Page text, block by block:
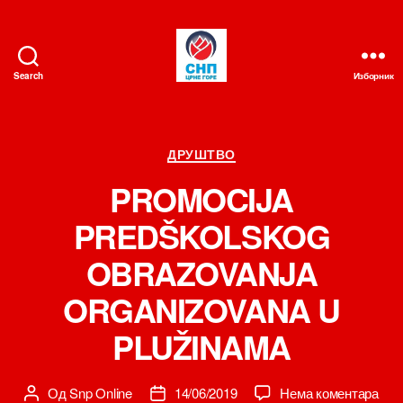
Search Изборник
Категорије
ДРУШТВО
PROMOCIJA
PREDŠKOLSKOG
OBRAZOVANJA
ORGANIZOVANA U
PLUŽINAMA
Аутор
ОдSnp Online
Датум14/06/2019 Нема коментарана